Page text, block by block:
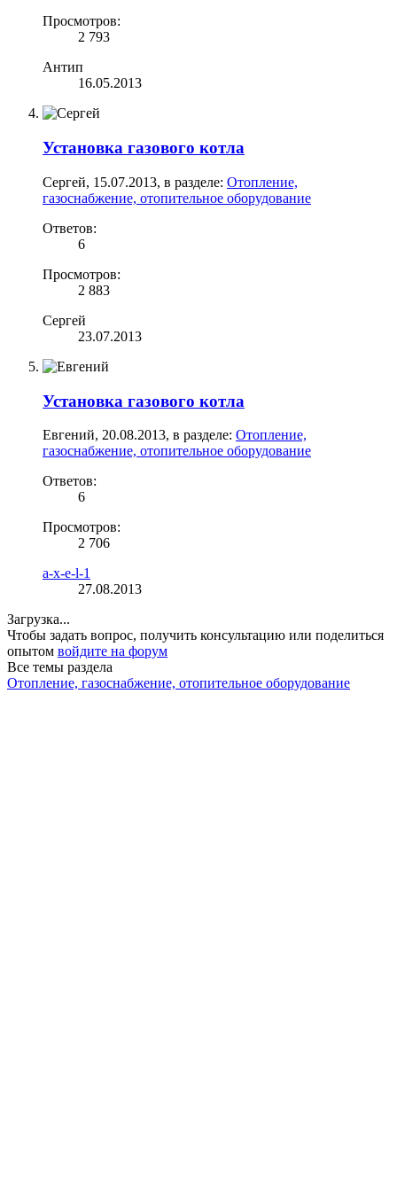
Просмотров:
2 793
Антип
16.05.2013
Установка газового котла
Сергей, 15.07.2013, в разделе: Отопление,
газоснабжение, отопительное оборудование
Ответов:
6
Просмотров:
2 883
Сергей
23.07.2013
Установка газового котла
Евгений, 20.08.2013, в разделе: Отопление,
газоснабжение, отопительное оборудование
Ответов:
6
Просмотров:
2 706
a-x-e-l-1
27.08.2013
Загрузка...
Чтобы задать вопрос, получить консультацию или поделиться
опытом войдите на форум
Все темы раздела
Отопление, газоснабжение, отопительное оборудование